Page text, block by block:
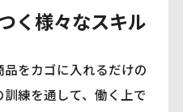
く様々なスキル
をカゴに入れるだけの
練を通して、働く上で